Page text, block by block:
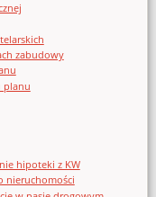
zabudowy
planu
hipoteki z KW
nieruchomości